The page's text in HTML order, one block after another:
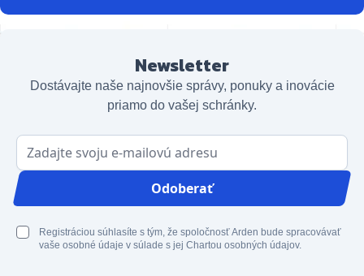
Newsletter
Dostávajte naše najnovšie správy, ponuky a inovácie
priamo do vašej schránky.
E-mailová adresa
Odoberať
Registráciou súhlasíte s tým, že spoločnosť Arden bude spracovávať
vaše osobné údaje v súlade s jej Chartou osobných údajov.